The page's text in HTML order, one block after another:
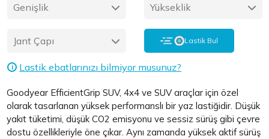
Genişlik Yükseklik
Jant Çapı Lastik Bul
i Lastik ebatlarınızı bilmiyor musunuz?
Goodyear EfficientGrip SUV, 4x4 ve SUV araçlar için özel
olarak tasarlanan yüksek performanslı bir yaz lastiğidir. Düşük
yakıt tüketimi, düşük CO2 emisyonu ve sessiz sürüş gibi çevre
dostu özellikleriyle öne çıkar. Aynı zamanda yüksek aktif sürüş